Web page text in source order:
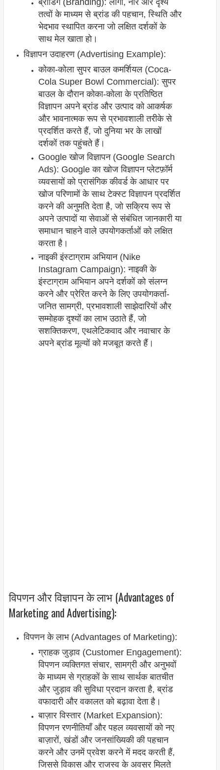
तत्वों के माध्यम से ब्रांड की पहचान, स्थिति और
भेदभाव स्थापित करना जो लक्षित दर्शकों के
साथ मेल खाता हो।
विज्ञापन उदाहरण (Advertising Example):
कोका-कोला सुपर बाउल कमर्शियल (Coca-
Cola Super Bowl Commercial): सुपर
बाउल के दौरान कोका-कोला के प्रतिष्ठित
विज्ञापन अपने ब्रांड और उत्पाद को आकर्षक
और भावनात्मक रूप से प्रभावशाली तरीके से
प्रदर्शित करते हैं, जो दुनिया भर के लाखों
दर्शकों तक पहुंचते हैं।
Google खोज विज्ञापन (Google Search
Ads): Google का खोज विज्ञापन प्लेटफ़ॉर्म
व्यवसायों को प्रासंगिक कीवर्ड के आधार पर
खोज परिणामों के साथ टेक्स्ट विज्ञापन प्रदर्शित
करने की अनुमति देता है, जो सक्रिय रूप से
अपने उत्पादों या सेवाओं से संबंधित जानकारी या
समाधान चाहने वाले उपयोगकर्ताओं को लक्षित
करता है।
नाइकी इंस्टाग्राम अभियान (Nike
Instagram Campaign): नाइकी के
इंस्टाग्राम अभियान अपने दर्शकों को संलग्न
करने और प्रेरित करने के लिए उपयोगकर्ता-
जनित सामग्री, प्रभावशाली साझेदारियों और
सम्मोहक दृश्यों का लाभ उठाते हैं, जो
सशक्तिकरण, एथलेटिकवाद और नवाचार के
अपने ब्रांड मूल्यों को मजबूत करते हैं।
विपणन और विज्ञापन के लाभ (Advantages of
Marketing and Advertising):
विपणन के लाभ (Advantages of Marketing):
ग्राहक जुड़ाव (Customer Engagement):
विपणन व्यक्तिगत संचार, सामग्री और अनुभवों
के माध्यम से ग्राहकों के साथ सार्थक बातचीत
और जुड़ाव की सुविधा प्रदान करता है, ब्रांड
वफादारी और वकालत को बढ़ावा देता है।
बाज़ार विस्तार (Market Expansion):
विपणन रणनीतियाँ और पहल व्यवसायों को नए
बाज़ारों, खंडों और जनसांख्यिकी की पहचान
करने और उनमें प्रवेश करने में मदद करती हैं,
जिससे विकास और राजस्व के अवसर मिलते